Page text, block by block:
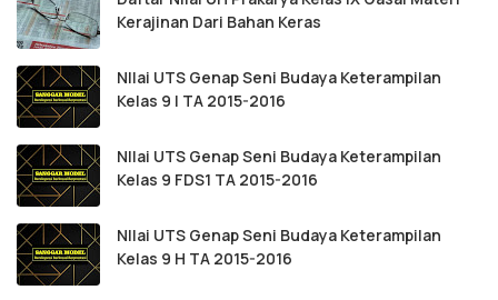
Kerajinan Dari Bahan Keras
NIlai UTS Genap Seni Budaya Keterampilan
Kelas 9 I TA 2015-2016
NIlai UTS Genap Seni Budaya Keterampilan
Kelas 9 FDS1 TA 2015-2016
NIlai UTS Genap Seni Budaya Keterampilan
Kelas 9 H TA 2015-2016